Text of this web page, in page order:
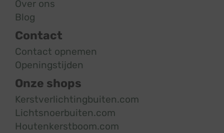
Over ons
Blog
Contact
Contact opnemen
Openingstijden
Onze shops
Kerstverlichtingbuiten.com
Lichtsnoerbuiten.com
Houtenkerstboom.com